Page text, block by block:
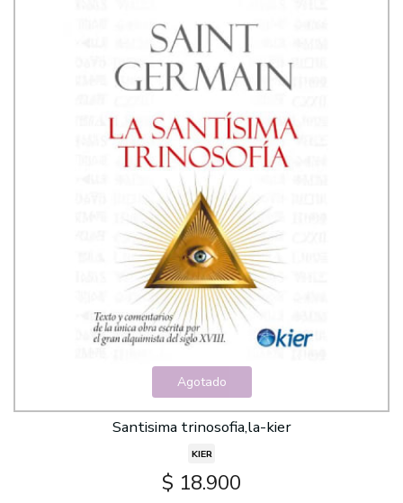
Agotado
Santisima trinosofia,la-kier
KIER
$ 18.900